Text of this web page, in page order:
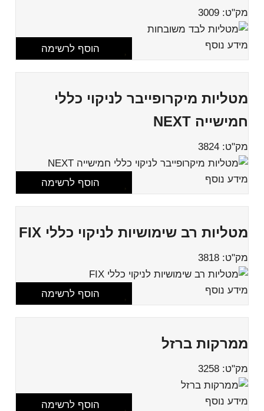
מק"ט: 3009
מידע נוסף הוסף לרשימה
מטליות מיקרופייבר לניקוי כללי
חמישייה NEXT
מק"ט: 3824
מידע נוסף הוסף לרשימה
מטליות רב שימושיות לניקוי כללי FIX
מק"ט: 3818
מידע נוסף הוסף לרשימה
ממרקות ברזל
מק"ט: 3258
מידע נוסף הוסף לרשימה